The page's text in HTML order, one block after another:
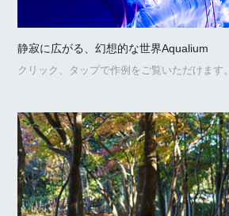
静寂に広がる、幻想的な世界Aqualium
クリック、タップで作例をご覧いただけます。